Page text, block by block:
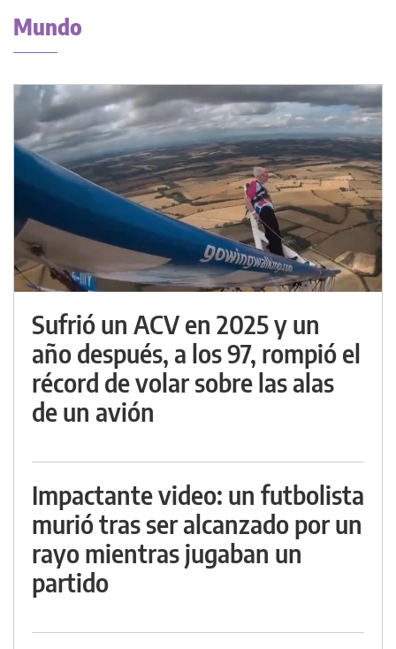
Mundo
Sufrió un ACV en 2025 y un
año después, a los 97, rompió el
récord de volar sobre las alas
de un avión
Impactante video: un futbolista
murió tras ser alcanzado por un
rayo mientras jugaban un
partido